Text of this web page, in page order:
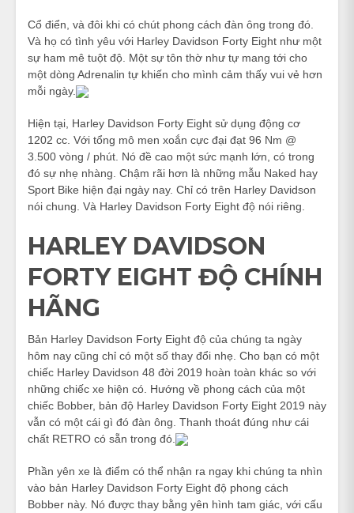
Cổ điển, và đôi khi có chút phong cách đàn ông trong đó.
Và họ có tình yêu với Harley Davidson Forty Eight như một
sự ham mê tuột độ. Một sự tôn thờ như tự mang tới cho
một dòng Adrenalin tự khiến cho mình cảm thấy vui vẻ hơn
mỗi ngày.
Hiện tại, Harley Davidson Forty Eight sử dụng động cơ
1202 cc. Với tổng mô men xoắn cực đại đạt 96 Nm @
3.500 vòng / phút. Nó đề cao một sức mạnh lớn, có trong
đó sự nhẹ nhàng. Chậm rãi hơn là những mẫu Naked hay
Sport Bike hiện đại ngày nay. Chỉ có trên Harley Davidson
nói chung. Và Harley Davidson Forty Eight độ nói riêng.
HARLEY DAVIDSON
FORTY EIGHT ĐỘ CHÍNH
HÃNG
Bản Harley Davidson Forty Eight độ của chúng ta ngày
hôm nay cũng chỉ có một số thay đổi nhẹ. Cho bạn có một
chiếc Harley Davidson 48 đời 2019 hoàn toàn khác so với
những chiếc xe hiện có. Hướng về phong cách của một
chiếc Bobber, bản độ Harley Davidson Forty Eight 2019 này
vẫn có một cái gì đó đàn ông. Thanh thoát đúng như cái
chất RETRO có sẵn trong đó.
Phần yên xe là điểm có thể nhận ra ngay khi chúng ta nhìn
vào bản Harley Davidson Forty Eight độ phong cách
Bobber này. Nó được thay bằng yên hình tam giác, với cấu